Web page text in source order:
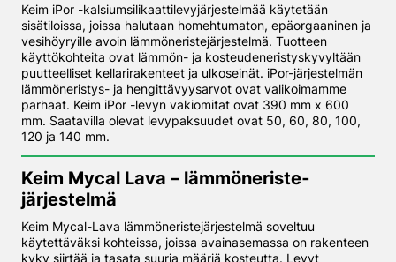
Keim iPor -kalsiumsilikaattilevyjärjestelmää käytetään
sisätiloissa, joissa halutaan homehtumaton, epäorgaaninen ja
vesihöyryille avoin lämmöneristejärjestelmä. Tuotteen
käyttökohteita ovat lämmön- ja kosteudeneristyskyvyltään
puutteelliset kellarirakenteet ja ulkoseinät. iPor-järjestelmän
lämmöneristys- ja hengittävyysarvot ovat valikoimamme
parhaat. Keim iPor -levyn vakiomitat ovat 390 mm x 600
mm. Saatavilla olevat levypaksuudet ovat 50, 60, 80, 100,
120 ja 140 mm.
Keim Mycal Lava – lämmöneriste­
järjestelmä
Keim Mycal-Lava lämmöneristejärjestelmä soveltuu
käytettäväksi kohteissa, joissa avainasemassa on rakenteen
kyky siirtää ja tasata suuria määriä kosteutta. Levyt